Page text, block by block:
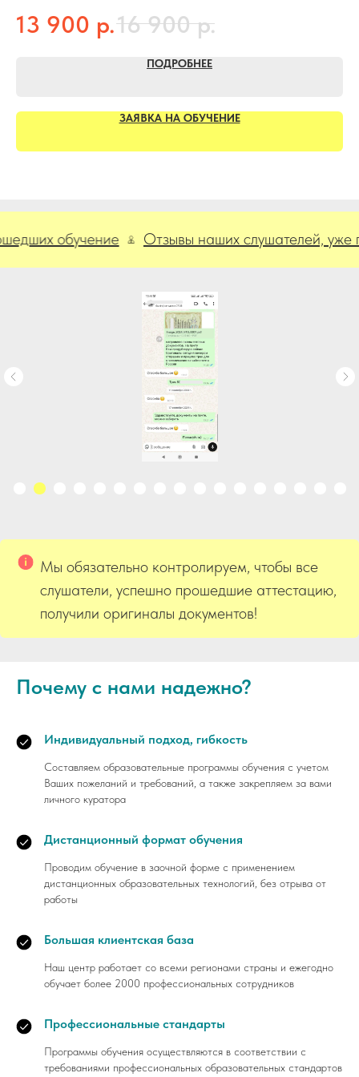
13 900 р.16 900 р.
ПОДРОБНЕЕ
ЗАЯВКА НА ОБУЧЕНИЕ
обучение Отзывы наших слушателей, уже
Мы обязательно контролируем, чтобы все
слушатели, успешно прошедшие аттестацию,
получили оригиналы документов!
Почему с нами надежно?
Индивидуальный подход, гибкость
Составляем образовательные программы обучения с учетом
Ваших пожеланий и требований, а также закрепляем за вами
личного куратора
Дистанционный формат обучения
Проводим обучение в заочной форме с применением
дистанционных образовательных технологий, без отрыва от
работы
Большая клиентская база
Наш центр работает со всеми регионами страны и ежегодно
обучает более 2000 профессиональных сотрудников
Профессиональные стандарты
Программы обучения осуществляются в соответствии с
требованиями профессиональных образовательных стандартов